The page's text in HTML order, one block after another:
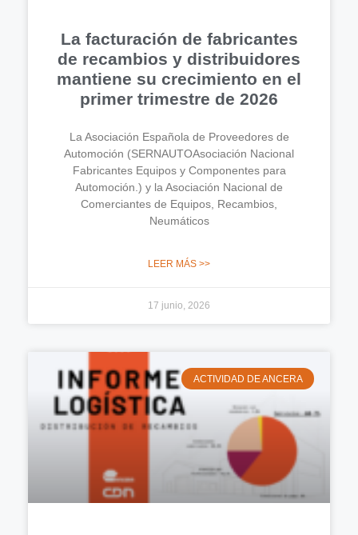
La facturación de fabricantes
de recambios y distribuidores
mantiene su crecimiento en el
primer trimestre de 2026
La Asociación Española de Proveedores de
Automoción (SERNAUTOAsociación Nacional
Fabricantes Equipos y Componentes para
Automoción.) y la Asociación Nacional de
Comerciantes de Equipos, Recambios,
Neumáticos
LEER MÁS >>
17 junio, 2026
ACTIVIDAD DE ANCERA